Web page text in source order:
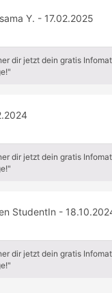
Y. - 17.02.2025
dir jetzt dein gratis
dir jetzt dein gratis
StudentIn -
dir jetzt dein gratis